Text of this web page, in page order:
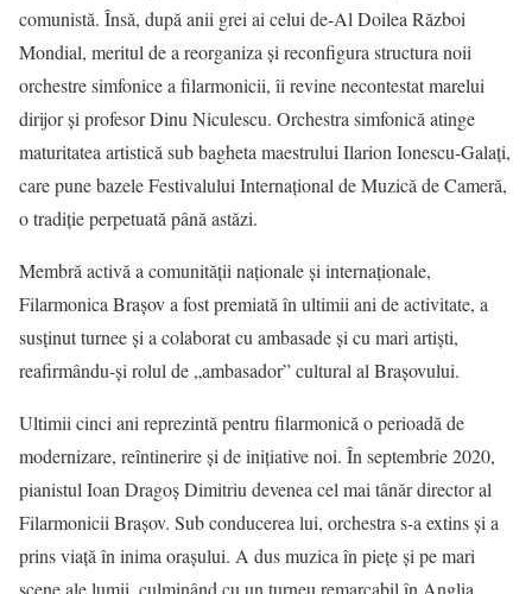
comunistă. Însă, după anii grei ai celui de-Al Doilea Război
Mondial, meritul de a reorganiza și reconfigura structura noii
orchestre simfonice a filarmonicii, îi revine necontestat marelui
dirijor și profesor Dinu Niculescu. Orchestra simfonică atinge
maturitatea artistică sub bagheta maestrului Ilarion Ionescu-Galați,
care pune bazele Festivalului Internațional de Muzică de Cameră,
o tradiție perpetuată până astăzi.
Membră activă a comunității naționale și internaționale,
Filarmonica Brașov a fost premiată în ultimii ani de activitate, a
susținut turnee și a colaborat cu ambasade și cu mari artiști,
reafirmându-și rolul de „ambasador” cultural al Brașovului.
Ultimii cinci ani reprezintă pentru filarmonică o perioadă de
modernizare, reîntinerire și de inițiative noi. În septembrie 2020,
pianistul Ioan Dragoș Dimitriu devenea cel mai tânăr director al
Filarmonicii Brașov. Sub conducerea lui, orchestra s-a extins și a
prins viață în inima orașului. A dus muzica în piețe și pe mari
scene ale lumii, culminând cu un turneu remarcabil în Anglia,